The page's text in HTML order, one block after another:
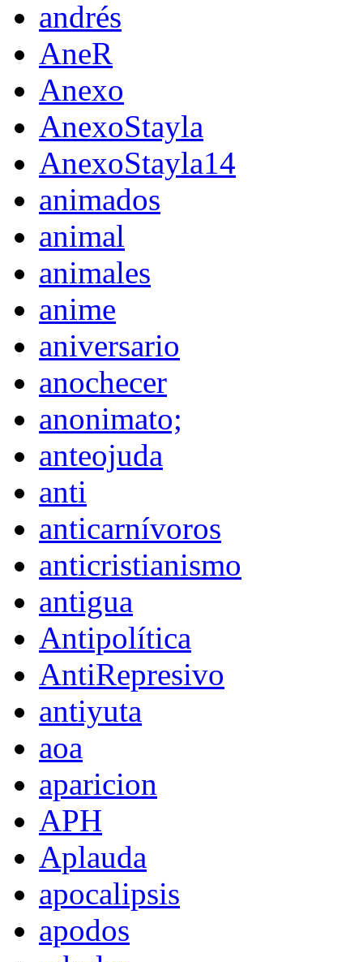
andrés
AneR
Anexo
AnexoStayla
AnexoStayla14
animados
animal
animales
anime
aniversario
anochecer
anonimato;
anteojuda
anti
anticarnívoros
anticristianismo
antigua
Antipolítica
AntiRepresivo
antiyuta
aoa
aparicion
APH
Aplauda
apocalipsis
apodos